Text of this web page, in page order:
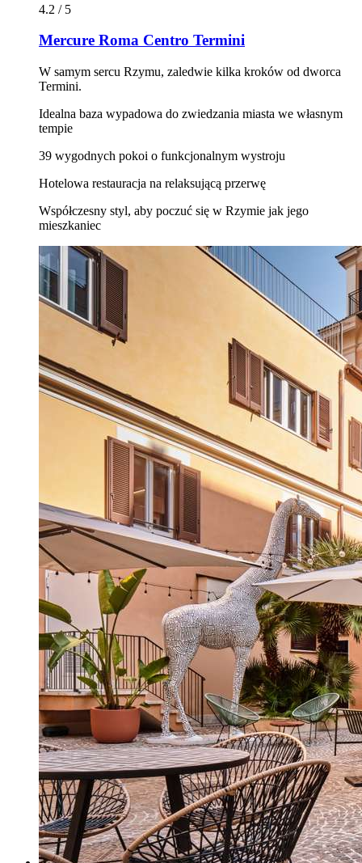
4.2 / 5
Mercure Roma Centro Termini
W samym sercu Rzymu, zaledwie kilka kroków od dworca
Termini.
Idealna baza wypadowa do zwiedzania miasta we własnym
tempie
39 wygodnych pokoi o funkcjonalnym wystroju
Hotelowa restauracja na relaksującą przerwę
Współczesny styl, aby poczuć się w Rzymie jak jego
mieszkaniec